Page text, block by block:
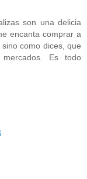
son una delicia
encanta comprar a
como dices, que
Es todo